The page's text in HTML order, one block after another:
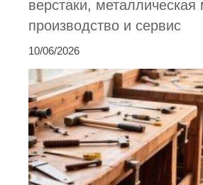
верстаки, металлическая
производство и сервис
10/06/2026